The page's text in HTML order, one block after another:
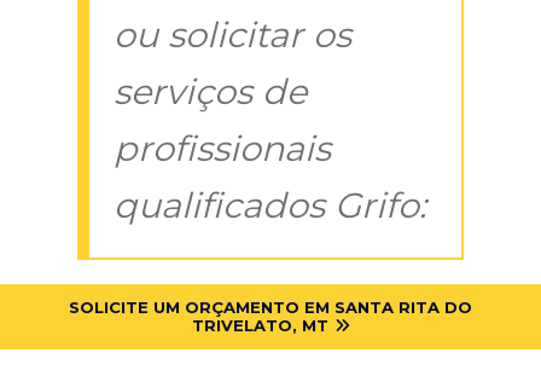
ou solicitar os
serviços de
profissionais
qualificados Grifo:
SOLICITE UM ORÇAMENTO EM SANTA RITA DO
TRIVELATO, MT